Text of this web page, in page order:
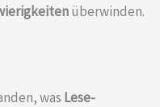
überwinden.
was Lese-